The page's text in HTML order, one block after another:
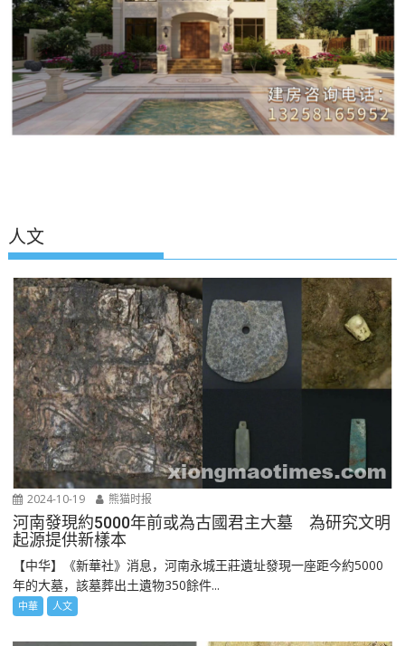
人文
2024-10-19 熊猫时报
河南發現約5000年前或為古國君主大墓 為研究文明
起源提供新樣本
【中华】《新華社》消息，河南永城王莊遺址發現一座距今約5000
年的大墓，該墓葬出土遺物350餘件...
中華 人文